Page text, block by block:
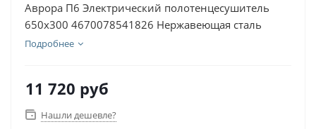
Аврора П6 Электрический полотенцесушитель
650х300 4670078541826 Нержавеющая сталь
Подробнее
11 720 руб
Нашли дешевле?